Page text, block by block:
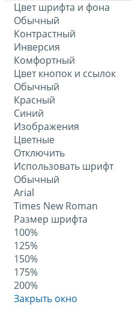
Цвет шрифта и фона
Обычный
Контрастный
Инверсия
Комфортный
Цвет кнопок и ссылок
Обычный
Красный
Синий
Изображения
Цветные
Отключить
Использовать шрифт
Обычный
Arial
Times New Roman
Размер шрифта
100%
125%
150%
175%
200%
Закрыть окно